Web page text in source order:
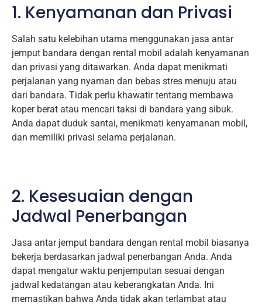
1. Kenyamanan dan Privasi
Salah satu kelebihan utama menggunakan jasa antar
jemput bandara dengan rental mobil adalah kenyamanan
dan privasi yang ditawarkan. Anda dapat menikmati
perjalanan yang nyaman dan bebas stres menuju atau
dari bandara. Tidak perlu khawatir tentang membawa
koper berat atau mencari taksi di bandara yang sibuk.
Anda dapat duduk santai, menikmati kenyamanan mobil,
dan memiliki privasi selama perjalanan.
2. Kesesuaian dengan
Jadwal Penerbangan
Jasa antar jemput bandara dengan rental mobil biasanya
bekerja berdasarkan jadwal penerbangan Anda. Anda
dapat mengatur waktu penjemputan sesuai dengan
jadwal kedatangan atau keberangkatan Anda. Ini
memastikan bahwa Anda tidak akan terlambat atau